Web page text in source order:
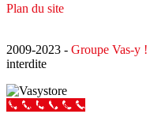
Plan du site
2009-2023 - Groupe Vas-y !
interdite
Appeler Vas-y !